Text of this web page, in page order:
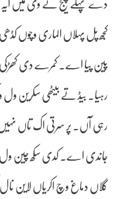
دے پہلے پیج تے وی میں ایہ
کجھ پل پہلاں الماری وچوں
پین پیا اے۔ کمرے دی کھڑکی
رہیا۔ بیڈ تے بیٹھی سکرین
رہی آں۔ پر سرتی اک تاں
جاندی اے۔ کدی سکھ چین ول
گلاں دماغ وچ اکریاں لاین نال